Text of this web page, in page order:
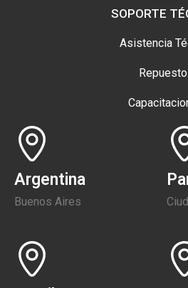
SOPORTE
Asistencia
Argentina
Buenos Aires